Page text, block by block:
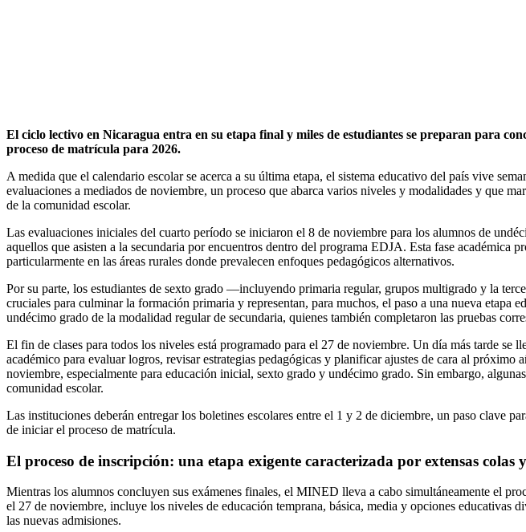
El ciclo lectivo en Nicaragua entra en su etapa final y miles de estudiantes se preparan para
proceso de matrícula para 2026.
A medida que el calendario escolar se acerca a su última etapa, el sistema educativo del país vive
evaluaciones a mediados de noviembre, un proceso que abarca varios niveles y modalidades y que
de la comunidad escolar.
Las evaluaciones iniciales del cuarto período se iniciaron el 8 de noviembre para los alumnos de
aquellos que asisten a la secundaria por encuentros dentro del programa EDJA. Esta fase académica
particularmente en las áreas rurales donde prevalecen enfoques pedagógicos alternativos.
Por su parte, los estudiantes de sexto grado —incluyendo primaria regular, grupos multigrado y la
cruciales para culminar la formación primaria y representan, para muchos, el paso a una nueva etapa
undécimo grado de la modalidad regular de secundaria, quienes también completaron las pruebas
El fin de clases para todos los niveles está programado para el 27 de noviembre. Un día más tarde
académico para evaluar logros, revisar estrategias pedagógicas y planificar ajustes de cara al
noviembre, especialmente para educación inicial, sexto grado y undécimo grado. Sin embargo,
comunidad escolar.
Las instituciones deberán entregar los boletines escolares entre el 1 y 2 de diciembre, un paso clave
de iniciar el proceso de matrícula.
El proceso de inscripción: una etapa exigente caracterizada por extensas colas
Mientras los alumnos concluyen sus exámenes finales, el MINED lleva a cabo simultáneamente el
el 27 de noviembre, incluye los niveles de educación temprana, básica, media y opciones educativas
las nuevas admisiones.